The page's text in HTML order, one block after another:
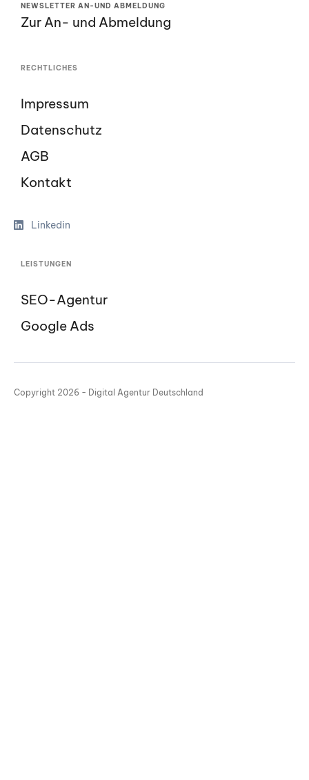
NEWSLETTER AN-UND ABMELDUNG
Zur An- und Abmeldung
RECHTLICHES
Impressum
Datenschutz
AGB
Kontakt
Linkedin
LEISTUNGEN
SEO-Agentur
Google Ads
Copyright 2026 - Digital Agentur Deutschland